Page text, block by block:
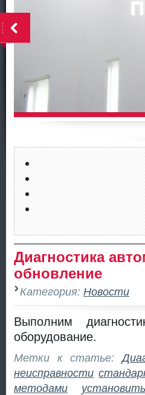
Диагностика
обновление
Категория: Новости
Выполним
оборудование.
Метки к статье:
неисправности
методами
установить